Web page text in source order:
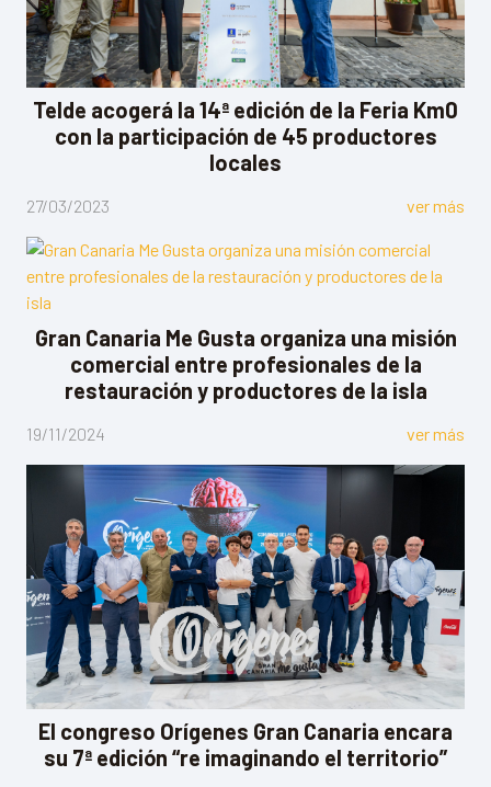
Telde acogerá la 14ª edición de la Feria Km0
con la participación de 45 productores
locales
27/03/2023 ver más
Gran Canaria Me Gusta organiza una misión
comercial entre profesionales de la
restauración y productores de la isla
19/11/2024 ver más
El congreso Orígenes Gran Canaria encara
su 7ª edición “re imaginando el territorio”